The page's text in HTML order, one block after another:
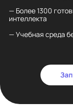
— Более 1300
интеллекта
— Учебная среда